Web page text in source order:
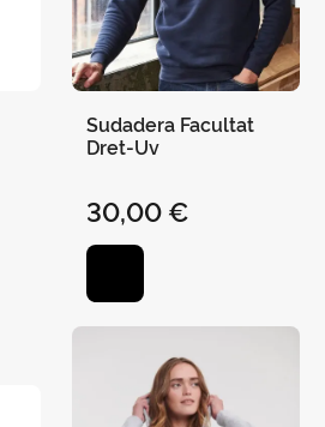
Sudadera Facultat
Dret-Uv
30,00 €